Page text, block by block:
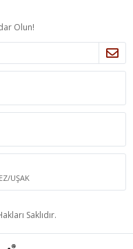
Olun!
UŞAK
Saklıdır.